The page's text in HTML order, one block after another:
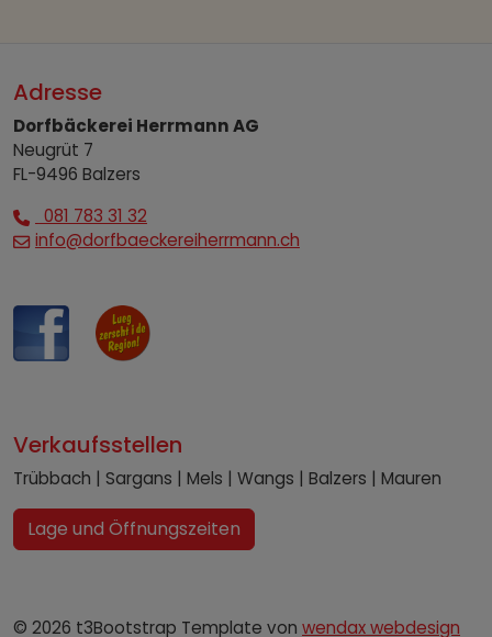
Adresse
Dorfbäckerei Herrmann AG
Neugrüt 7
FL-9496 Balzers
081 783 31 32
info@dorfbaeckereiherrmann.ch
Verkaufsstellen
Trübbach | Sargans | Mels | Wangs | Balzers | Mauren
Lage und Öffnungszeiten
© 2026 t3Bootstrap Template von wendax webdesign